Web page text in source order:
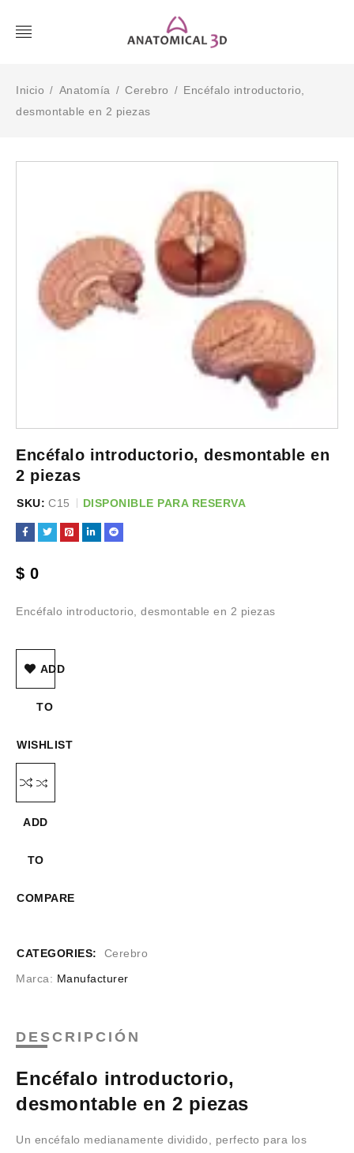
Inicio / Anatomía / Cerebro / Encéfalo introductorio,
desmontable en 2 piezas
Encéfalo introductorio, desmontable en
2 piezas
SKU: C15 DISPONIBLE PARA RESERVA
$ 0
Encéfalo introductorio, desmontable en 2 piezas
ADD
TO
WISHLIST
ADD
TO
COMPARE
CATEGORIES:
Cerebro
Marca: Manufacturer
DESCRIPCIÓN
Encéfalo introductorio,
desmontable en 2 piezas
Un encéfalo medianamente dividido, perfecto para los